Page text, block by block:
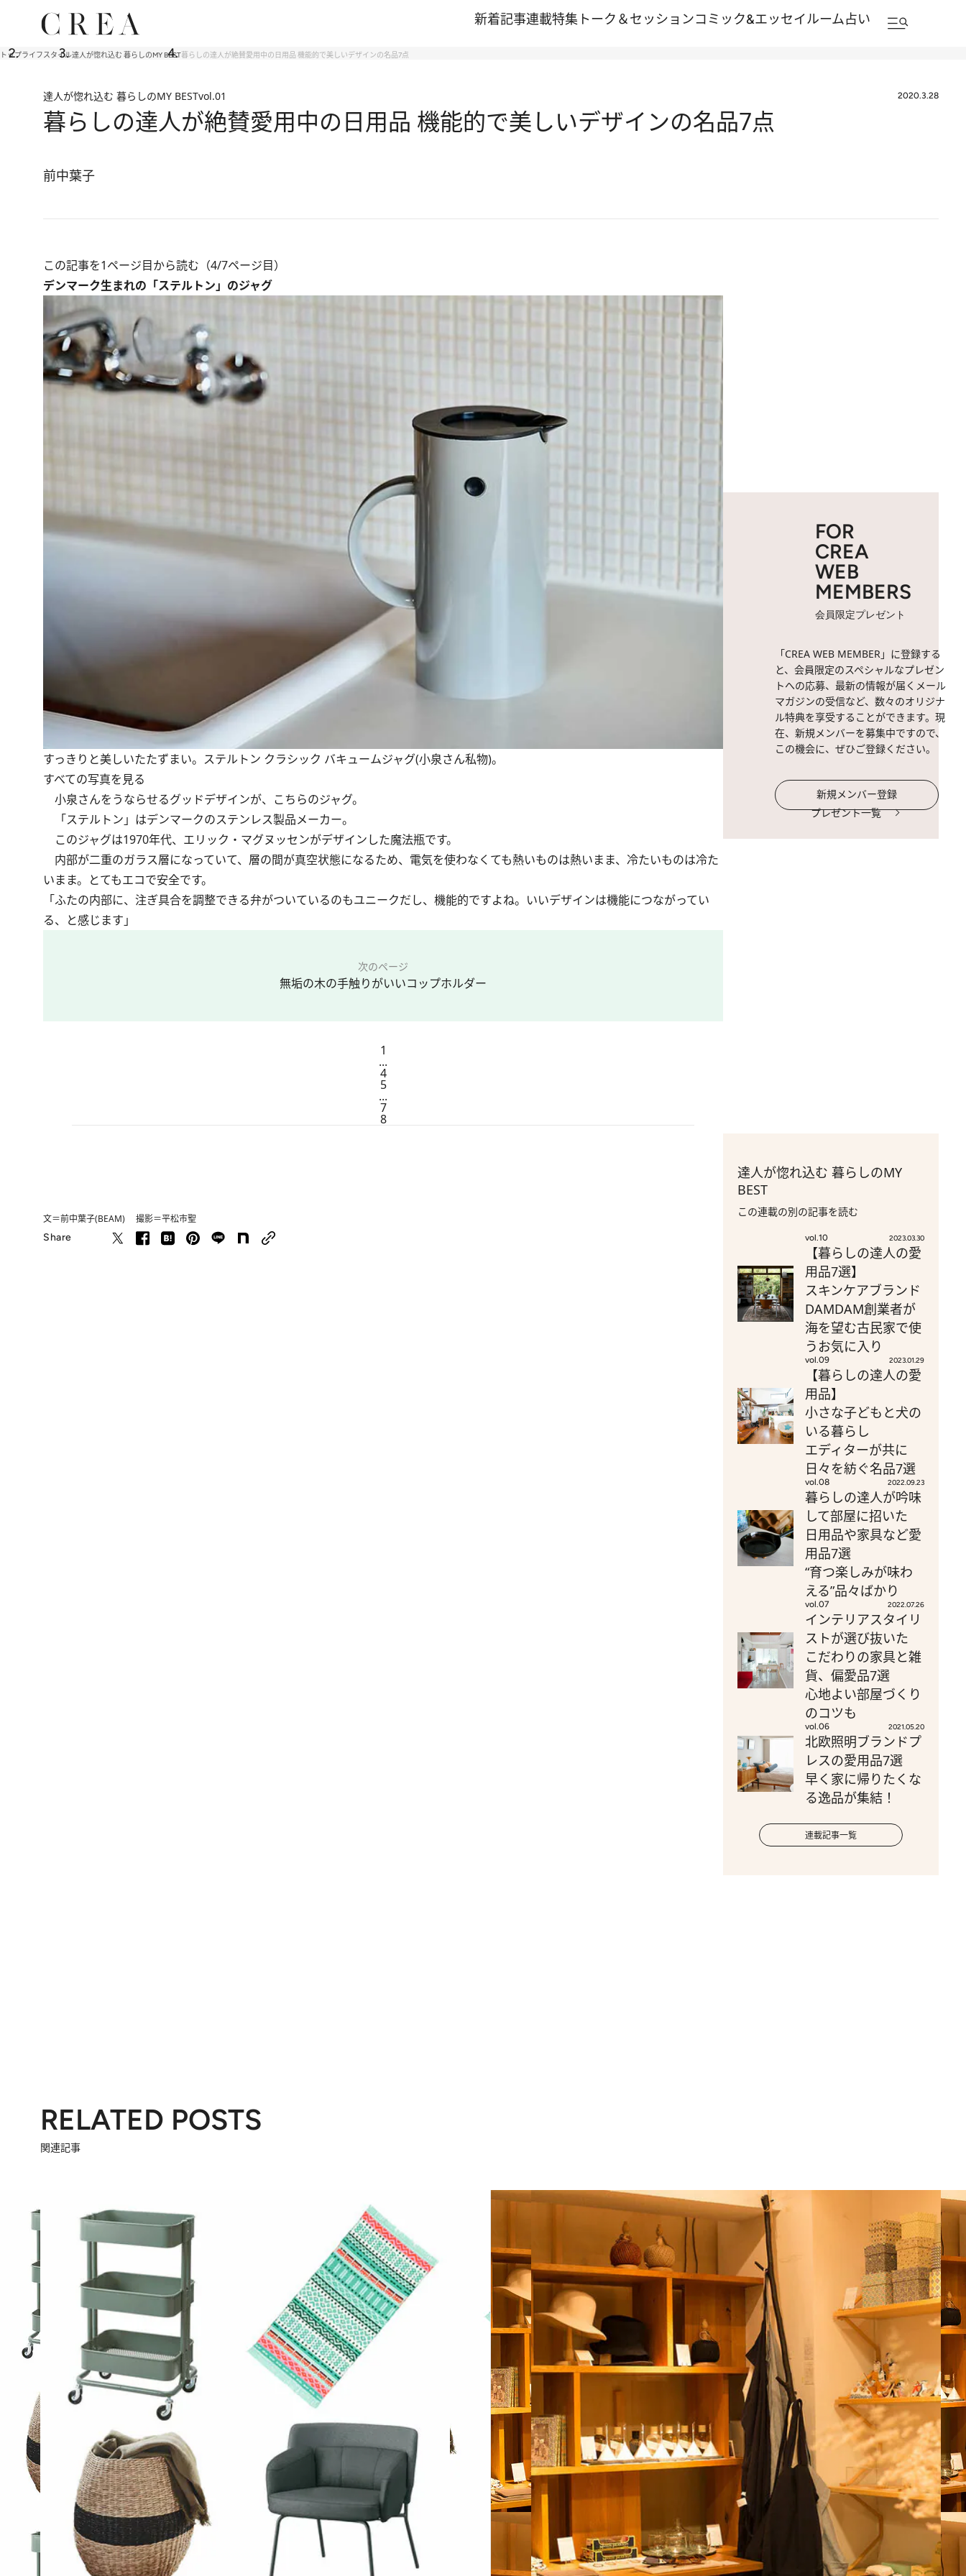
新着記事連載特集 トーク＆セッションコミック&エッセイルーム占い
トップライフスタイル達人が惚れ込む 暮らしのMY BEST暮らしの達人が絶賛愛用中の日用品 機能的で美しいデザインの名品7点
達人が惚れ込む 暮らしのMY BESTvol.01 2020.3.28
暮らしの達人が絶賛愛用中の日用品 機能的で美しいデザインの名品7点
前中葉子
この記事を1ページ目から読む（4/7ページ目）
デンマーク生まれの「ステルトン」のジャグ
すっきりと美しいたたずまい。ステルトン クラシック バキュームジャグ(小泉さん私物)。
すべての写真を見る
小泉さんをうならせるグッドデザインが、こちらのジャグ。
「ステルトン」はデンマークのステンレス製品メーカー。
このジャグは1970年代、エリック・マグヌッセンがデザインした魔法瓶です。
内部が二重のガラス層になっていて、層の間が真空状態になるため、電気を使わなくても熱いものは熱いまま、冷たいものは冷た
いまま。とてもエコで安全です。
「ふたの内部に、注ぎ具合を調整できる弁がついているのもユニークだし、機能的ですよね。いいデザインは機能につながってい
る、と感じます」
次のページ
無垢の木の手触りがいいコップホルダー
1
...
4
5
...
7
8
文＝前中葉子(BEAM) 撮影＝平松市聖
Share
FOR
CREA
WEB
MEMBERS
会員限定プレゼント
「CREA WEB MEMBER」に登録する
と、会員限定のスペシャルなプレゼン
トへの応募、最新の情報が届くメール
マガジンの受信など、数々のオリジナ
ル特典を享受することができます。現
在、新規メンバーを募集中ですので、
この機会に、ぜひご登録ください。
新規メンバー登録
プレゼント一覧
達人が惚れ込む 暮らしのMY
BEST
この連載の別の記事を読む
vol.10 2023.03.30
【暮らしの達人の愛
用品7選】
スキンケアブランド
DAMDAM創業者が
海を望む古民家で使
うお気に入り
vol.09 2023.01.29
【暮らしの達人の愛
用品】
小さな子どもと犬の
いる暮らし
エディターが共に
日々を紡ぐ名品7選
vol.08 2022.09.23
暮らしの達人が吟味
して部屋に招いた
日用品や家具など愛
用品7選
“育つ楽しみが味わ
える”品々ばかり
vol.07 2022.07.26
インテリアスタイリ
ストが選び抜いた
こだわりの家具と雑
貨、偏愛品7選
心地よい部屋づくり
のコツも
vol.06 2021.05.20
北欧照明ブランドプ
レスの愛用品7選
早く家に帰りたくな
る逸品が集結！
連載記事一覧
RELATED POSTS
関連記事